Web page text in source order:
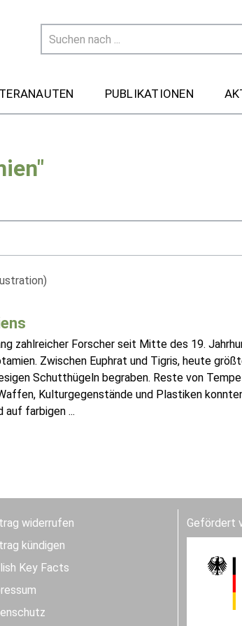
PUBLIKATIONEN
zahlreicher Forscher seit Mitte des 19.
Zwischen Euphrat und Tigris, heute
Schutthügeln begraben. Reste von
Kulturgegenstände und Plastiken
auf farbigen ...
widerrufen
kündigen
Key Facts
Gefördert